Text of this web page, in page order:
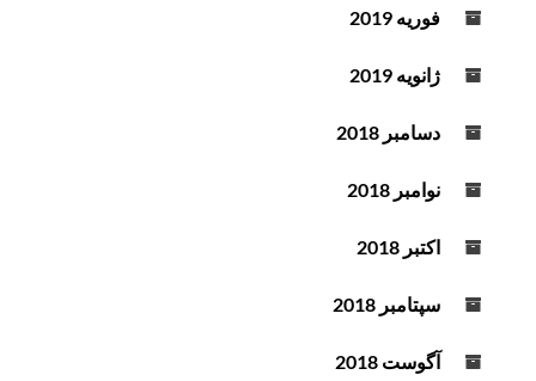
فوریه 2019
ژانویه 2019
دسامبر 2018
نوامبر 2018
اکتبر 2018
سپتامبر 2018
آگوست 2018